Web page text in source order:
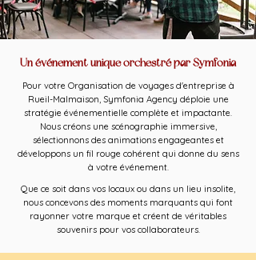
Un événement unique orchestré par Symfonia
Pour votre Organisation de voyages d'entreprise à
Rueil-Malmaison, Symfonia Agency déploie une
stratégie événementielle complète et impactante.
Nous créons une scénographie immersive,
sélectionnons des animations engageantes et
développons un fil rouge cohérent qui donne du sens
à votre événement.
Que ce soit dans vos locaux ou dans un lieu insolite,
nous concevons des moments marquants qui font
rayonner votre marque et créent de véritables
souvenirs pour vos collaborateurs.